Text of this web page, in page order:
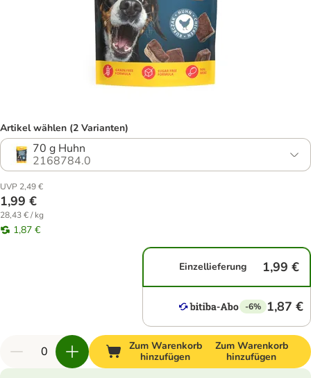
Artikel wählen (2 Varianten)
70 g Huhn
2168784.0
UVP 2,49 €
1,99 €
28,43 € / kg
1,87 €
Einzellieferung 1,99 €
-6% 1,87 €
Zum Warenkorb
hinzufügen
Zum Warenkorb
hinzufügen